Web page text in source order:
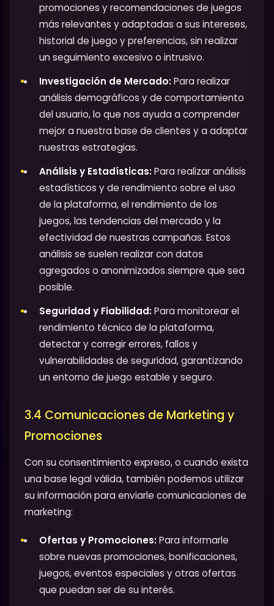
promociones y recomendaciones de juegos
más relevantes y adaptadas a sus intereses,
historial de juego y preferencias, sin realizar
un seguimiento excesivo o intrusivo.
Investigación de Mercado:Para realizar
análisis demográficos y de comportamiento
del usuario, lo que nos ayuda a comprender
mejor a nuestra base de clientes y a adaptar
nuestras estrategias.
Análisis y Estadísticas:Para realizar análisis
estadísticos y de rendimiento sobre el uso
de la plataforma, el rendimiento de los
juegos, las tendencias del mercado y la
efectividad de nuestras campañas. Estos
análisis se suelen realizar con datos
agregados o anonimizados siempre que sea
posible.
Seguridad y Fiabilidad:Para monitorear el
rendimiento técnico de la plataforma,
detectar y corregir errores, fallos y
vulnerabilidades de seguridad, garantizando
un entorno de juego estable y seguro.
3.4 Comunicaciones de Marketing y
Promociones
Con su consentimiento expreso, o cuando exista
una base legal válida, también podemos utilizar
su información para enviarle comunicaciones de
marketing:
Ofertas y Promociones:Para informarle
sobre nuevas promociones, bonificaciones,
juegos, eventos especiales y otras ofertas
que puedan ser de su interés.